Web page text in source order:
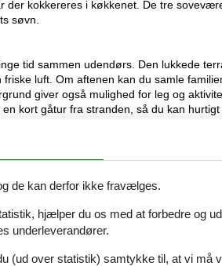
kokkereres i køkkenet. De tre
søvn.
tid sammen udendørs. Den lukkede
luft. Om aftenen kan du samle
giver også mulighed for leg og
kort gåtur fra stranden, så du kan
med dase i solen, svømme i det salte hav
du kan få en pause fra strandlivet og
hvor du kan tage på lange gåture
vandet. Hvis du vil på en længere
kan hente dem direkte på bureauet og
de kan derfor ikke fravælges.
hjælper du os med at forbedre og
underleverandører.
(ud over statistik) samtykke til, at vi må